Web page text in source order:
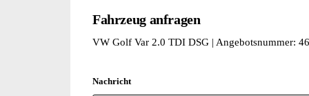
Fahrzeug anfragen
VW Golf Var 2.0 TDI DSG | Angebotsnummer:
Nachricht